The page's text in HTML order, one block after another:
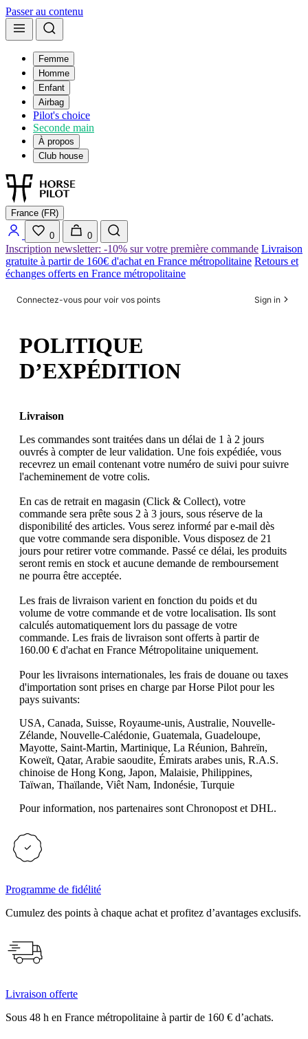
Passer au contenu
Femme
Homme
Enfant
Airbag
Pilot's choice
Seconde main
À propos
Club house
France (FR)
0 0
Inscription newsletter: -10% sur votre première commande Livraison
gratuite à partir de 160€ d'achat en France métropolitaine Retours et
échanges offerts en France métropolitaine
Connectez-vous pour voir vos points Sign in
POLITIQUE
D’EXPÉDITION
Livraison
Les commandes sont traitées dans un délai de 1 à 2 jours
ouvrés à compter de leur validation. Une fois expédiée, vous
recevrez un email contenant votre numéro de suivi pour suivre
l'acheminement de votre colis.
En cas de retrait en magasin (Click & Collect), votre
commande sera prête sous 2 à 3 jours, sous réserve de la
disponibilité des articles. Vous serez informé par e-mail dès
que votre commande sera disponible. Vous disposez de 21
jours pour retirer votre commande. Passé ce délai, les produits
seront remis en stock et aucune demande de remboursement
ne pourra être acceptée.
Les frais de livraison varient en fonction du poids et du
volume de votre commande et de votre localisation. Ils sont
calculés automatiquement lors du passage de votre
commande. Les frais de livraison sont offerts à partir de
160.00 € d'achat en France Métropolitaine uniquement.
Pour les livraisons internationales, les frais de douane ou taxes
d'importation sont prises en charge par Horse Pilot pour les
pays suivants:
USA, Canada, Suisse, Royaume-unis, Australie, Nouvelle-
Zélande, Nouvelle-Calédonie, Guatemala, Guadeloupe,
Mayotte, Saint-Martin, Martinique, La Réunion, Bahreïn,
Koweït, Qatar, Arabie saoudite, Émirats arabes unis, R.A.S.
chinoise de Hong Kong, Japon, Malaisie, Philippines,
Taïwan, Thaïlande, Viêt Nam, Indonésie, Turquie
Pour information, nos partenaires sont Chronopost et DHL.
Programme de fidélité
Cumulez des points à chaque achat et profitez d’avantages exclusifs.
Livraison offerte
Sous 48 h en France métropolitaine à partir de 160 € d’achats.